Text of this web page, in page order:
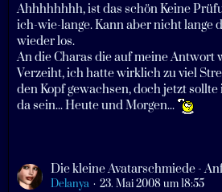
Ahhhhhhhh, ist das schön Keine
ich-wie-lange. Kann aber nicht lange
wieder los.
An die Charas die auf meine Antwort
Verzeiht, ich hatte wirklich zu viel
den Kopf gewachsen, doch jetzt
da sein... Heute und Morgen...
Die kleine Avatarschmiede -
Delanya 23. Mai 2008 um 18:55